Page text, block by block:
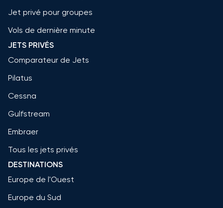
Jet privé pour groupes
Vols de dernière minute
JETS PRIVÉS
Comparateur de Jets
Pilatus
Cessna
Gulfstream
Embraer
Tous les jets privés
DESTINATIONS
Europe de l'Ouest
Europe du Sud